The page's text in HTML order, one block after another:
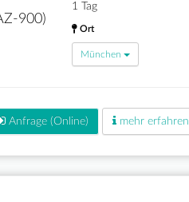
900)
1 Tag
Ort
München
Anfrage (Online) mehr erfahren